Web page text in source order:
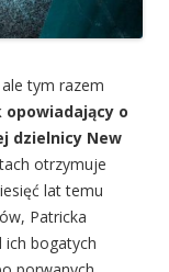
tym razem
o
dzielnicy New
otrzymuje
lat temu
Patricka
ich bogatych